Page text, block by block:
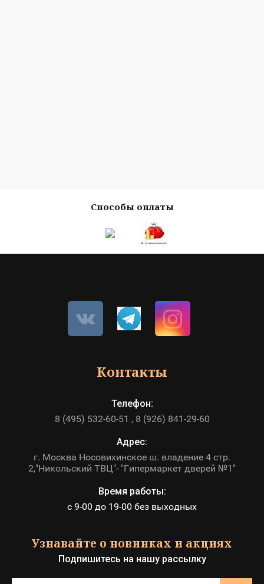
Способы оплаты
Контакты
Телефон:
8 (495) 532-60-51
8 (926) 841-29-60
Адрес:
г. Москва Носовихинское ш. владение 4 стр.
2,"Никольский ТВЦ"- "Гипермаркет дверей №1"
Время работы:
с 9-00 до 19-00 без выходных
Узнавайте о новинках и акциях
Подпишитесь на нашу рассылку